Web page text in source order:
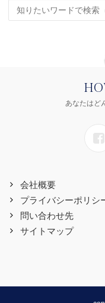
あなたはど
会社概要
プライバシーポリシ
問い合わせ先
サイトマップ